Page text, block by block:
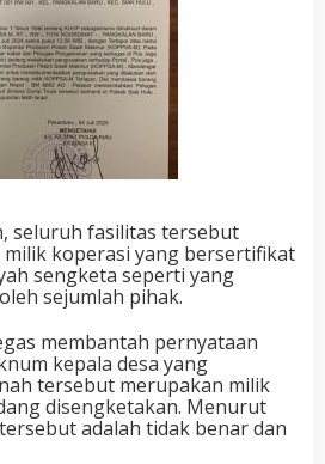
seluruh fasilitas tersebut
koperasi yang bersertifikat
sengketa seperti yang
sejumlah pihak.
membantah pernyataan
kepala desa yang
tersebut merupakan milik
disengketakan. Menurut
adalah tidak benar dan